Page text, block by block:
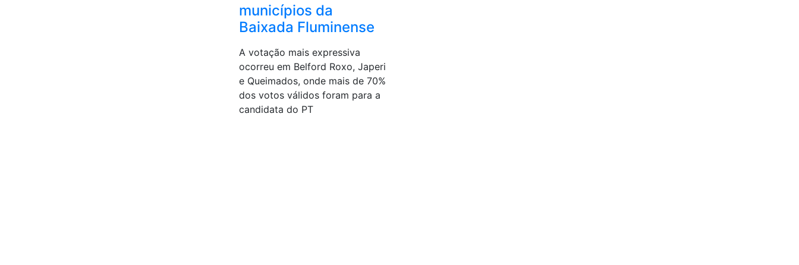
municípios da
Baixada Fluminense
A votação mais expressiva
ocorreu em Belford Roxo, Japeri
e Queimados, onde mais de 70%
dos votos válidos foram para a
candidata do PT